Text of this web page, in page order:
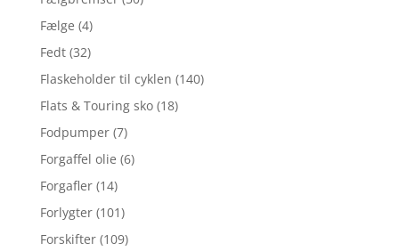
Fælge (4)
Fedt (32)
Flaskeholder til cyklen (140)
Flats & Touring sko (18)
Fodpumper (7)
Forgaffel olie (6)
Forgafler (14)
Forlygter (101)
Forskifter (109)